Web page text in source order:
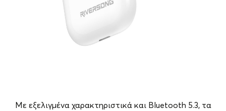
Με εξελιγμένα χαρακτηριστικά και Bluetooth 5.3, τα